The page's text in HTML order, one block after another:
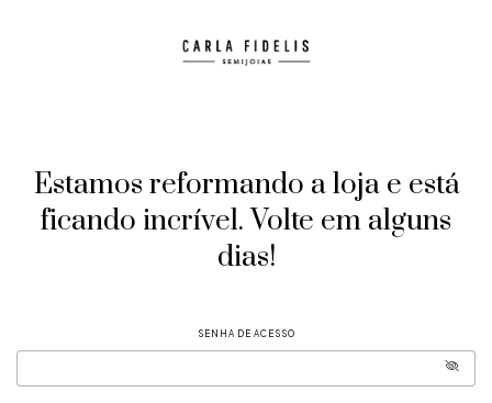
Estamos reformando a loja e está
ficando incrível. Volte em alguns
dias!
SENHA DE ACESSO